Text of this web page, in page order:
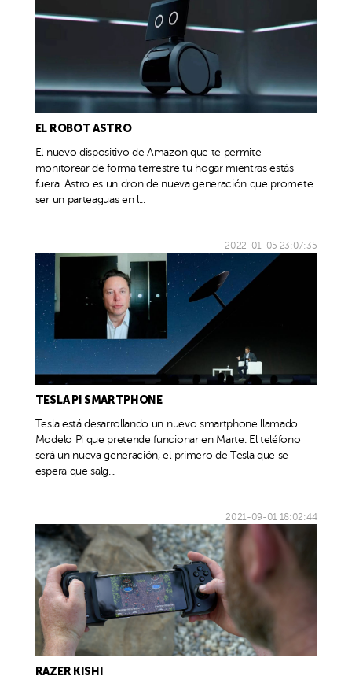
EL ROBOT ASTRO
El nuevo dispositivo de Amazon que te permite
monitorear de forma terrestre tu hogar mientras estás
fuera. Astro es un dron de nueva generación que promete
ser un parteaguas en l...
2022-01-05 23:07:35
TESLA PI SMARTPHONE
Tesla está desarrollando un nuevo smartphone llamado
Modelo Pi que pretende funcionar en Marte. El teléfono
será un nueva generación, el primero de Tesla que se
espera que salg...
2021-09-01 18:02:44
RAZER KISHI